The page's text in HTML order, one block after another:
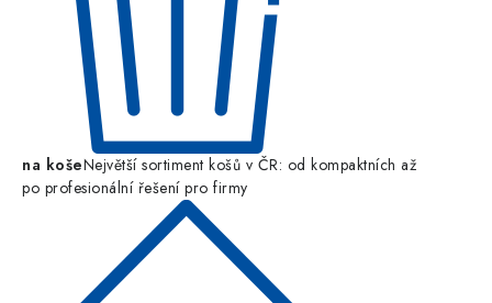
na košeNejvětší sortiment košů v ČR: od kompaktních až
po profesionální řešení pro firmy